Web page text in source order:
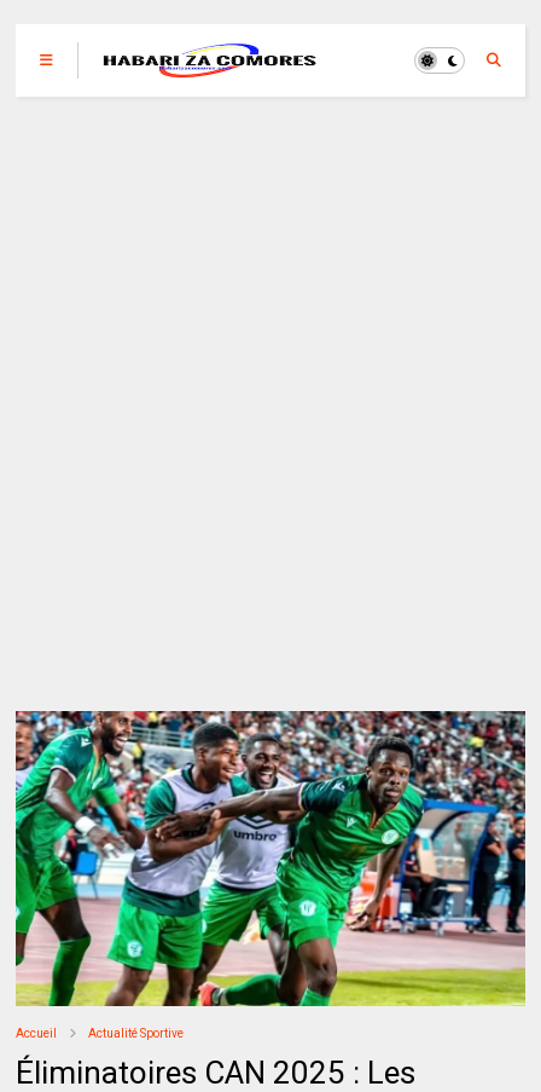
Accueil Actualité Sportive
Éliminatoires CAN 2025 : Les